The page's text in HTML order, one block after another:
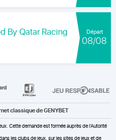
By Qatar Racing Départ
08/08
classique de GENYBET
Cette demande est formée auprès de l'Autorité